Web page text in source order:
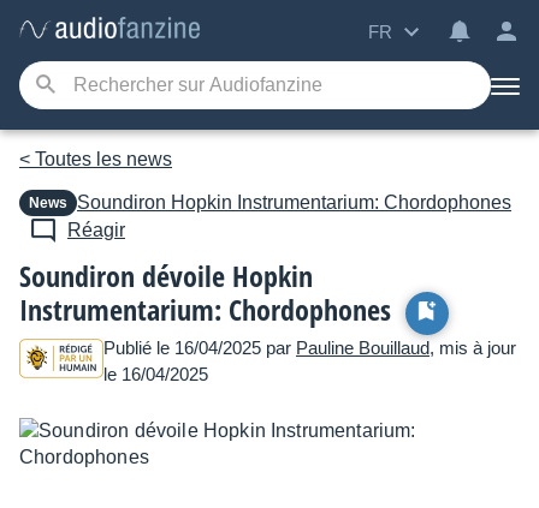
FR
< Toutes les news
News Soundiron Hopkin Instrumentarium: Chordophones
Réagir
Soundiron dévoile Hopkin
Instrumentarium: Chordophones
Publié le 16/04/2025 par Pauline Bouillaud, mis à jour
le 16/04/2025